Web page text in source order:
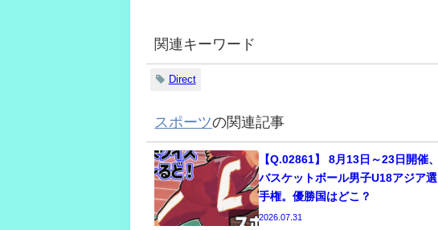
関連キーワード
Direct
スポーツの関連記事
【Q.02861】 8月13日～23日開催、
バスケットボール男子U18アジア選
手権。優勝国はどこ？
2026.07.31